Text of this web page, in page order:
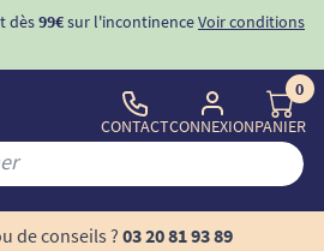
dès99€sur l'incontinenceVoir conditions
CONTACTCONNEXION
0
PANIER
de conseils ?03 20 81 93 89